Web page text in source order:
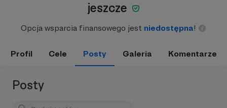
jeszcze
Opcja wsparcia finansowego jest niedostępna!
Profil Cele Posty Galeria Komentarze
Posty